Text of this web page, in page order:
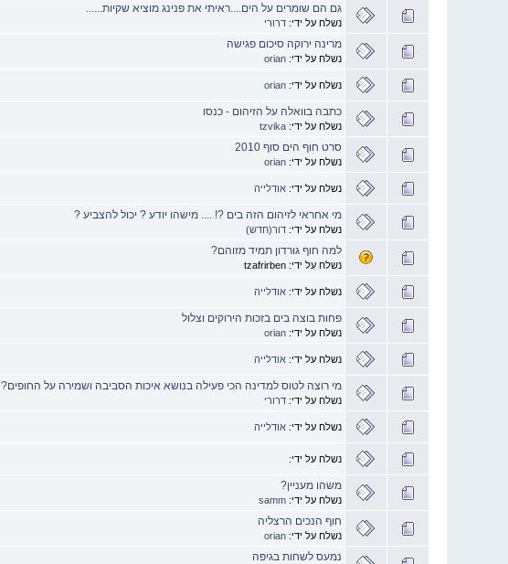
גם הם שומרים על הים....ראיתי את פנינג מוציא שקיות......
נשלח על ידי:דרורי
מרינה ירוקה סיכום פגישה
נשלח על ידי:orian
נשלח על ידי:orian
כתבה בוואלה על הזיהום - כנסו
נשלח על ידי:tzvika
סרט חוף הים סוף 2010
נשלח על ידי:orian
נשלח על ידי:אודלייה
מי אחראי לזיהום הזה בים ?! .... מישהו יודע ? יכול להצביע ?
נשלח על ידי:דור(חדש)
למה חוף גורדון תמיד מזוהם?
נשלח על ידי: tzafrirben
נשלח על ידי:אודלייה
פחות בוצה בים בזכות הירוקים וצלול
נשלח על ידי:orian
נשלח על ידי:אודלייה
מי רוצה לטוס למדינה הכי פעילה בנושא איכות הסביבה ושמירה על החופים?
נשלח על ידי:דרורי
נשלח על ידי:אודלייה
נשלח על ידי:
משהו מעניין?
נשלח על ידי:samm
חוף הנכים הרצליה
נשלח על ידי:orian
נמעס לשחות בגיפה